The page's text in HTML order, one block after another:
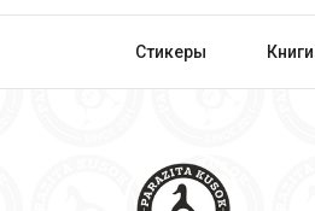
Стикеры Книги